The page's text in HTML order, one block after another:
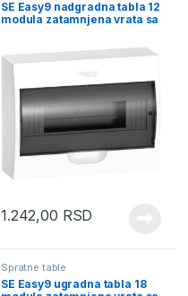
SE Easy9 nadgradna tabla 12
modula zatamnjena vrata sa
1.242,00 RSD
Spratne table
SE Easy9 ugradna tabla 18